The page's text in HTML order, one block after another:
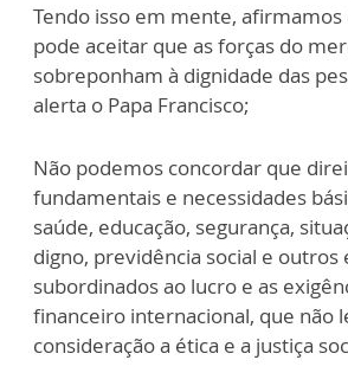
Tendo isso em mente, afirmamos
pode aceitar que as forças do
sobreponham à dignidade das
alerta o Papa Francisco;
Não podemos concordar que
fundamentais e necessidades
saúde, educação, segurança,
digno, previdência social e outros
subordinados ao lucro e as
financeiro internacional, que não
consideração a ética e a justiça